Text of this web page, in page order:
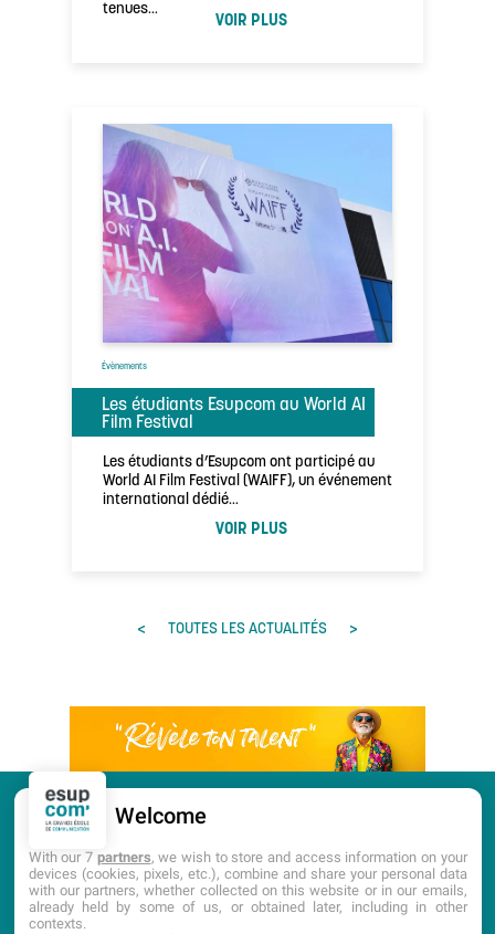
tenues…
VOIR PLUS
Évènements
Les étudiants Esupcom au World AI
Film Festival
Les étudiants d’Esupcom ont participé au
World AI Film Festival (WAIFF), un événement
international dédié…
VOIR PLUS
< TOUTES LES ACTUALITÉS >
CANDIDATURE PORTES OUVERTES
DOCUMENTATION
Welcome
With our 7 partners, we wish to store and access information on your
devices (cookies, pixels, etc.), combine and share your personal data
with our partners, whether collected on this website or in our emails,
already held by some of us, or obtained later, including in other
contexts.